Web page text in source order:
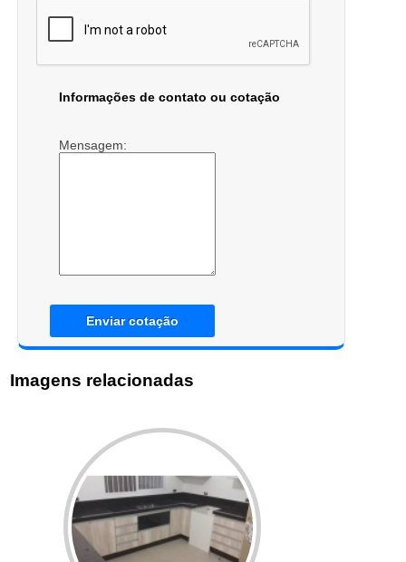
Informações de contato ou cotação
Mensagem:
Enviar cotação
Imagens relacionadas